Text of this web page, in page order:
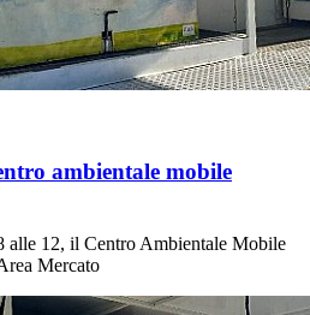
ambientale mobile
alle 12, il Centro Ambientale Mobile
Mercato